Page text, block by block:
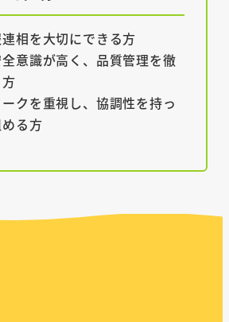
相を大切にできる方
意識が高く、品質管理を徹
クを重視し、協調性を持っ
る方